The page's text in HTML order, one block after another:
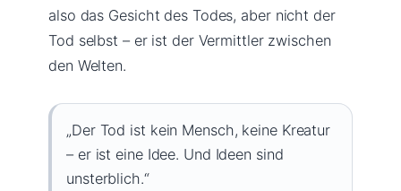
also das Gesicht des Todes, aber nicht der
Tod selbst – er ist der Vermittler zwischen
den Welten.
„Der Tod ist kein Mensch, keine Kreatur
– er ist eine Idee. Und Ideen sind
unsterblich.“